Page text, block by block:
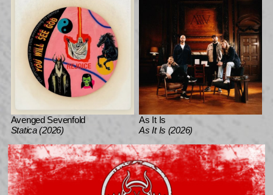
Avenged Sevenfold
Statica (2026)
As It Is
As It Is (2026)